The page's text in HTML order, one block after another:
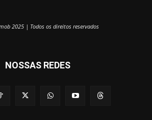
2025 | Todos os direitos reservados
NOSSAS REDES